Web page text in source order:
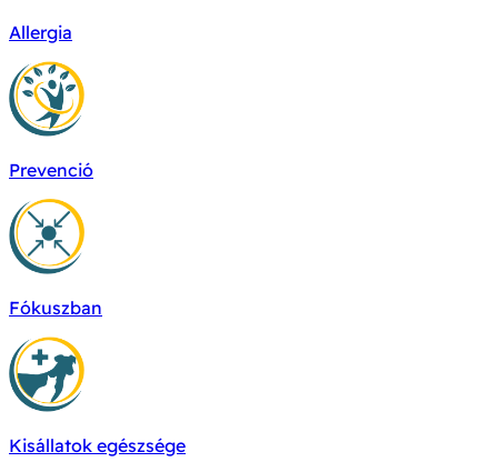
Allergia
Prevenció
Fókuszban
Kisállatok egészsége